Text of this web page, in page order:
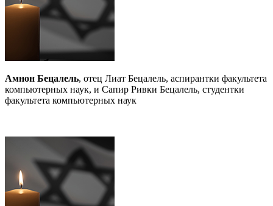
Амнон Бецалель, отец Лиат Бецалель, аспирантки факультета
компьютерных наук, и Сапир Ривки Бецалель, студентки
факультета компьютерных наук